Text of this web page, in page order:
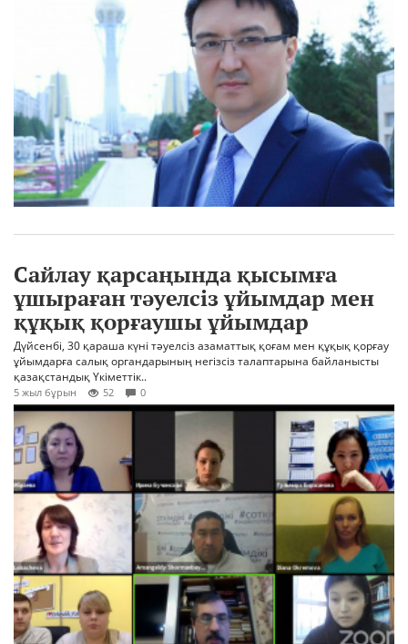
Сайлау қарсаңында қысымға
ұшыраған тәуелсіз ұйымдар мен
құқық қорғаушы ұйымдар
Дүйсенбі, 30 қараша күні тәуелсіз азаматтық қоғам мен құқық қорғау
ұйымдарға салық органдарының негізсіз талаптарына байланысты
қазақстандық Үкіметтік..
5 жыл бұрын 52 0